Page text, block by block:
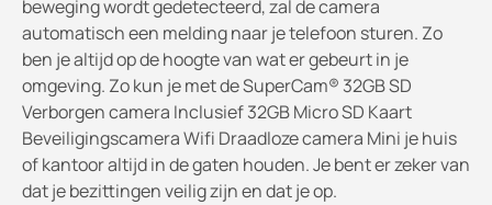
beweging wordt gedetecteerd, zal de camera
automatisch een melding naar je telefoon sturen. Zo
ben je altijd op de hoogte van wat er gebeurt in je
omgeving. Zo kun je met de SuperCam® 32GB SD
Verborgen camera Inclusief 32GB Micro SD Kaart
Beveiligingscamera Wifi Draadloze camera Mini je huis
of kantoor altijd in de gaten houden. Je bent er zeker van
dat je bezittingen veilig zijn en dat je op.